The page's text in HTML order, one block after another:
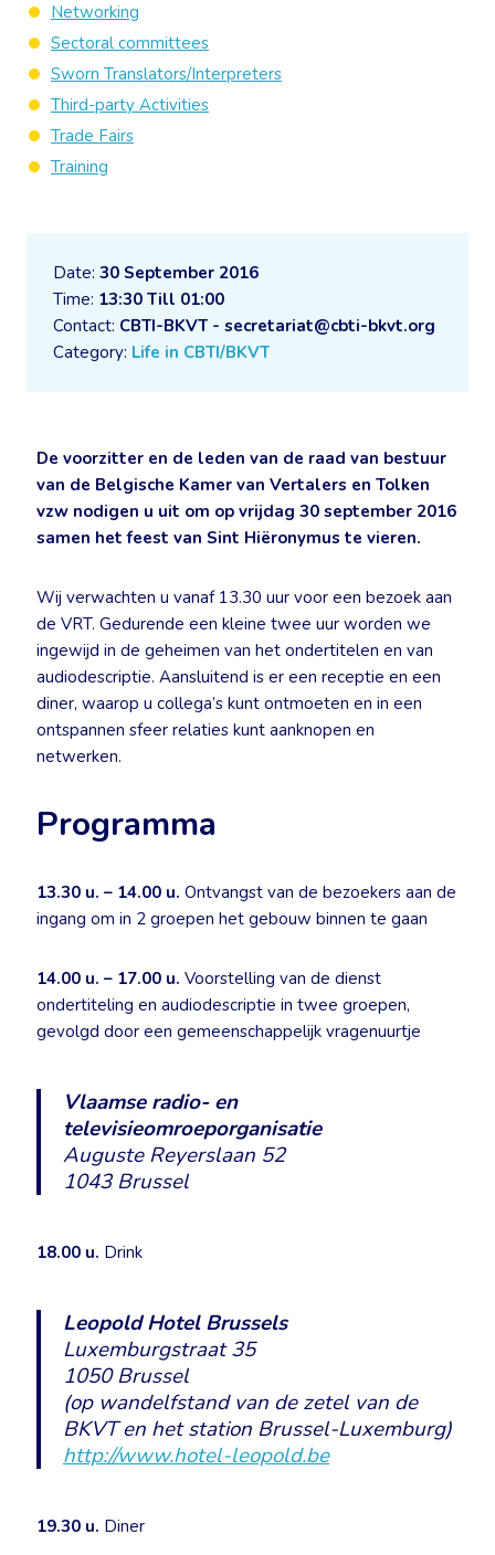
Date: 30 September 2016
Time: 13:30 Till 01:00
Contact: CBTI-BKVT - secretariat@cbti-bkvt.org
Category: Life in CBTI/BKVT
De voorzitter en de leden van de raad van bestuur
van de Belgische Kamer van Vertalers en Tolken
vzw nodigen u uit om op vrijdag 30 september 2016
samen het feest van Sint Hiëronymus te vieren.
Wij verwachten u vanaf 13.30 uur voor een bezoek aan
de VRT. Gedurende een kleine twee uur worden we
ingewijd in de geheimen van het ondertitelen en van
audiodescriptie. Aansluitend is er een receptie en een
diner, waarop u collega’s kunt ontmoeten en in een
ontspannen sfeer relaties kunt aanknopen en
netwerken.
Programma
13.30 u. – 14.00 u. Ontvangst van de bezoekers aan de
ingang om in 2 groepen het gebouw binnen te gaan
14.00 u. – 17.00 u. Voorstelling van de dienst
ondertiteling en audiodescriptie in twee groepen,
gevolgd door een gemeenschappelijk vragenuurtje
Vlaamse radio- en
televisieomroeporganisatie
Auguste Reyerslaan 52
1043 Brussel
18.00 u. Drink
Leopold Hotel Brussels
Luxemburgstraat 35
1050 Brussel
(op wandelfstand van de zetel van de
BKVT en het station Brussel-Luxemburg)
http://www.hotel-leopold.be
19.30 u. Diner
Networking
Sectoral committees
Sworn Translators/Interpreters
Third-party Activities
Trade Fairs
Training